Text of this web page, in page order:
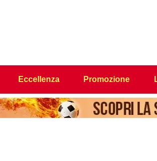
Eccellenza Promozione